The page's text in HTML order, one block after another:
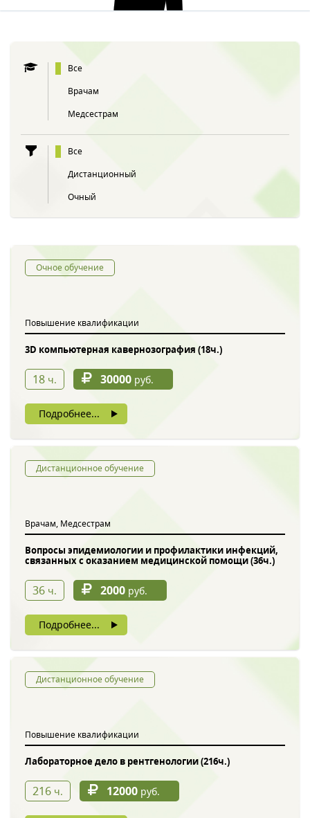
Все
Врачам
Медсестрам
Все
Дистанционный
Очный
Очное обучение
Повышение квалификации
3D компьютерная кавернозография (18ч.)
18 ч. 30000 руб.
Подробнее...
Дистанционное обучение
Врачам, Медсестрам
Вопросы эпидемиологии и профилактики инфекций,
связанных с оказанием медицинской помощи (36ч.)
36 ч. 2000 руб.
Подробнее...
Дистанционное обучение
Повышение квалификации
Лабораторное дело в рентгенологии (216ч.)
216 ч. 12000 руб.